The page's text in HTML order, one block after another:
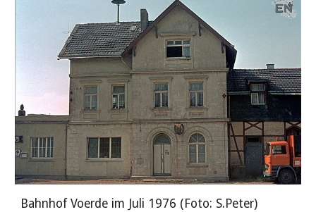
Bahnhof Voerde im Juli 1976 (Foto: S.Peter)